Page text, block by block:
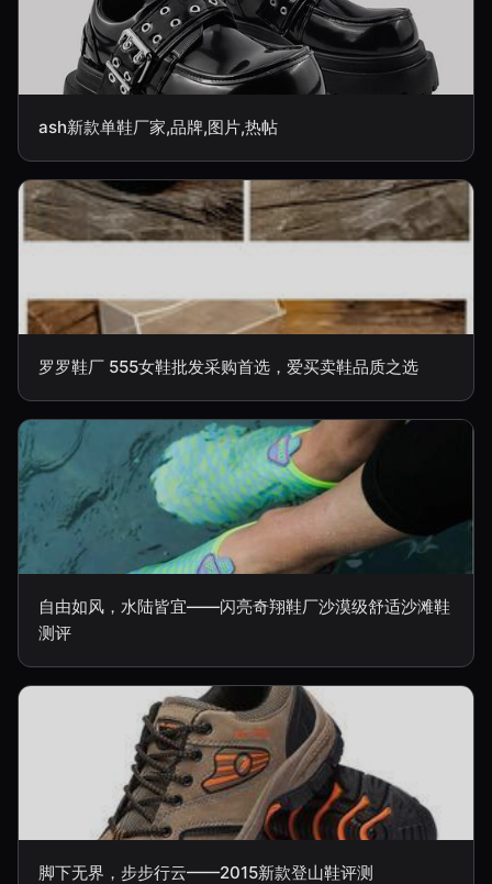
ash新款单鞋厂家,品牌,图片,热帖
罗罗鞋厂 555女鞋批发采购首选，爱买卖鞋品质之选
自由如风，水陆皆宜——闪亮奇翔鞋厂沙漠级舒适沙滩鞋
测评
脚下无界，步步行云——2015新款登山鞋评测